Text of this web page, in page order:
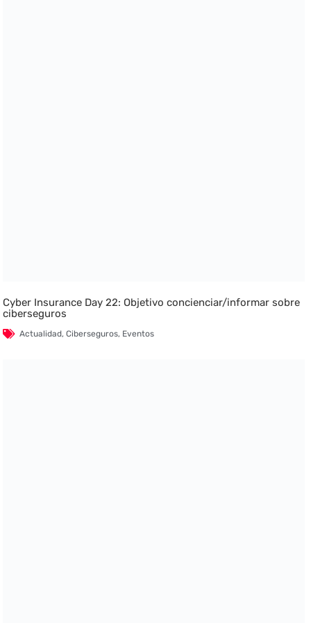
Cyber Insurance Day 22: Objetivo concienciar/informar sobre
ciberseguros
Actualidad,Ciberseguros, Eventos